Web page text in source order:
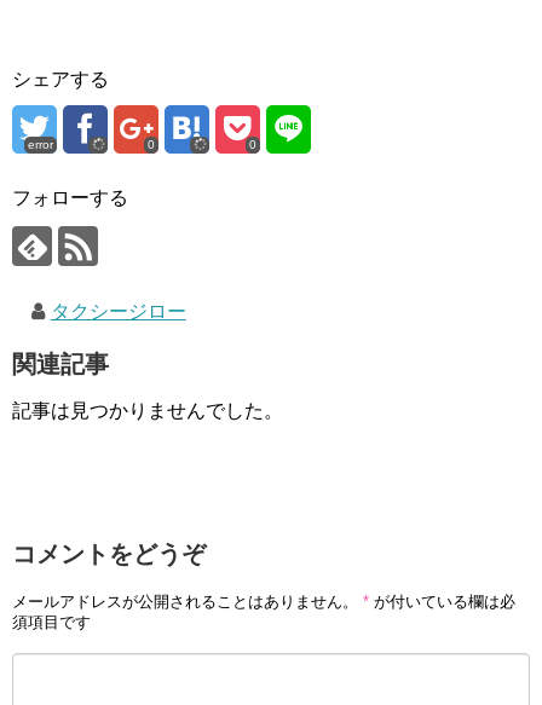
シェアする
error 0 0
フォローする
タクシージロー
関連記事
記事は見つかりませんでした。
コメントをどうぞ
メールアドレスが公開されることはありません。 * が付いている欄は必
須項目です